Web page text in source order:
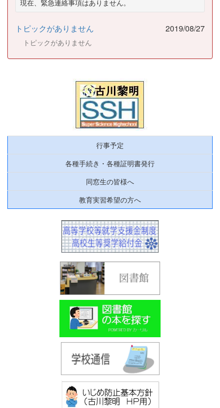
現在、緊急連絡事項はありません。
トピックがありません 2019/08/27
トピックがありません
行事予定
各種手続き・各種証明書発行
同窓生の皆様へ
教育実習希望の方へ